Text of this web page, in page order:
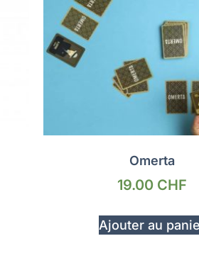
Omerta
19.00 CHF
Ajouter au